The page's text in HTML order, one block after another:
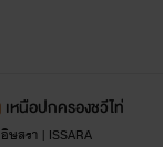
เหนือปกครองชวีไท่
อิษสรา | ISSARA